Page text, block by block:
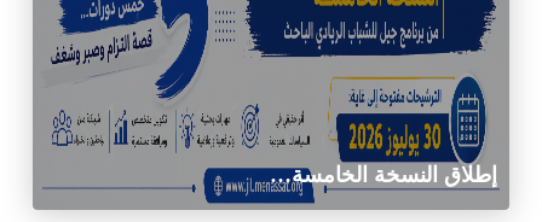
إطلاق النسخة الخامسة…